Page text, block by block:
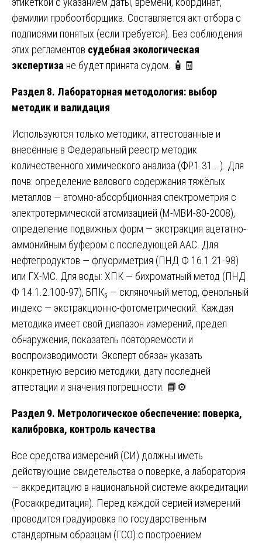
фамилии пробоотборщика. Составляется акт отбора с
подписями понятых (если требуется). Без соблюдения
этих регламентов судебная экологическая
экспертиза не будет принята судом. 🧴🧾
Раздел 8. Лабораторная методология: выбор
методик и валидация
Используются только методики, аттестованные и
внесённые в Федеральный реестр методик
количественного химического анализа (ФР.1.31.…). Для
почв: определение валового содержания тяжёлых
металлов — атомно-абсорбционная спектрометрия с
электротермической атомизацией (М-МВИ-80-2008),
определение подвижных форм — экстракция ацетатно-
аммонийным буфером с последующей ААС. Для
нефтепродуктов — флуориметрия (ПНД Ф 16.1.21-98)
или ГХ-МС. Для воды: ХПК — бихроматный метод (ПНД
Ф 14.1.2.100-97), БПК₅ — скляночный метод, фенольный
индекс — экстракционно-фотометрический. Каждая
методика имеет свой диапазон измерений, предел
обнаружения, показатель повторяемости и
воспроизводимости. Эксперт обязан указать
конкретную версию методики, дату последней
аттестации и значения погрешности. 📘⚙️
Раздел 9. Метрологическое обеспечение: поверка,
калибровка, контроль качества
Все средства измерений (СИ) должны иметь
действующие свидетельства о поверке, а лаборатория
— аккредитацию в национальной системе аккредитации
(Росаккредитация). Перед каждой серией измерений
проводится градуировка по государственным
стандартным образцам (ГСО) с построением